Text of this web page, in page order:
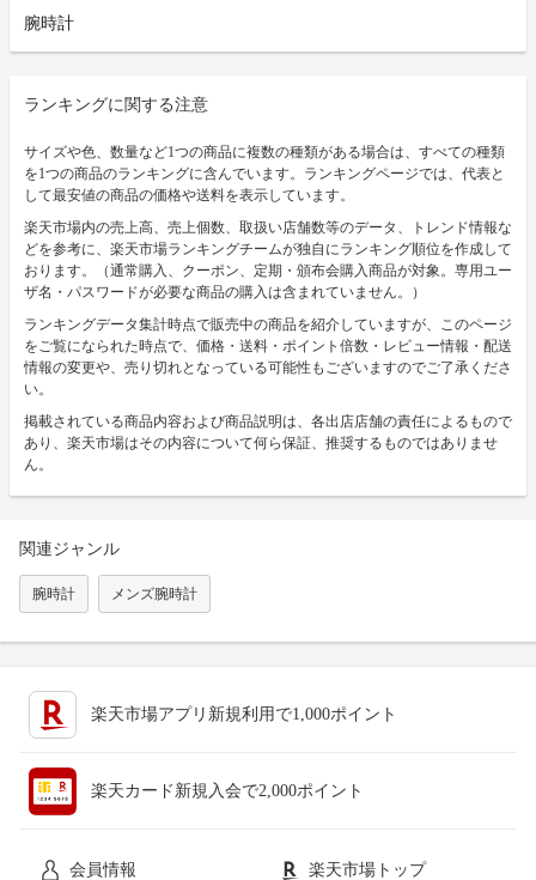
腕時計
ランキングに関する注意
サイズや色、数量など1つの商品に複数の種類がある場合は、すべての種類
を1つの商品のランキングに含んでいます。ランキングページでは、代表と
して最安値の商品の価格や送料を表示しています。
楽天市場内の売上高、売上個数、取扱い店舗数等のデータ、トレンド情報な
どを参考に、楽天市場ランキングチームが独自にランキング順位を作成して
おります。（通常購入、クーポン、定期・頒布会購入商品が対象。専用ユー
ザ名・パスワードが必要な商品の購入は含まれていません。）
ランキングデータ集計時点で販売中の商品を紹介していますが、このページ
をご覧になられた時点で、価格・送料・ポイント倍数・レビュー情報・配送
情報の変更や、売り切れとなっている可能性もございますのでご了承くださ
い。
掲載されている商品内容および商品説明は、各出店店舗の責任によるもので
あり、楽天市場はその内容について何ら保証、推奨するものではありませ
ん。
関連ジャンル
腕時計 メンズ腕時計
楽天市場アプリ新規利用で1,000ポイント
楽天カード新規入会で2,000ポイント
会員情報 楽天市場トップ